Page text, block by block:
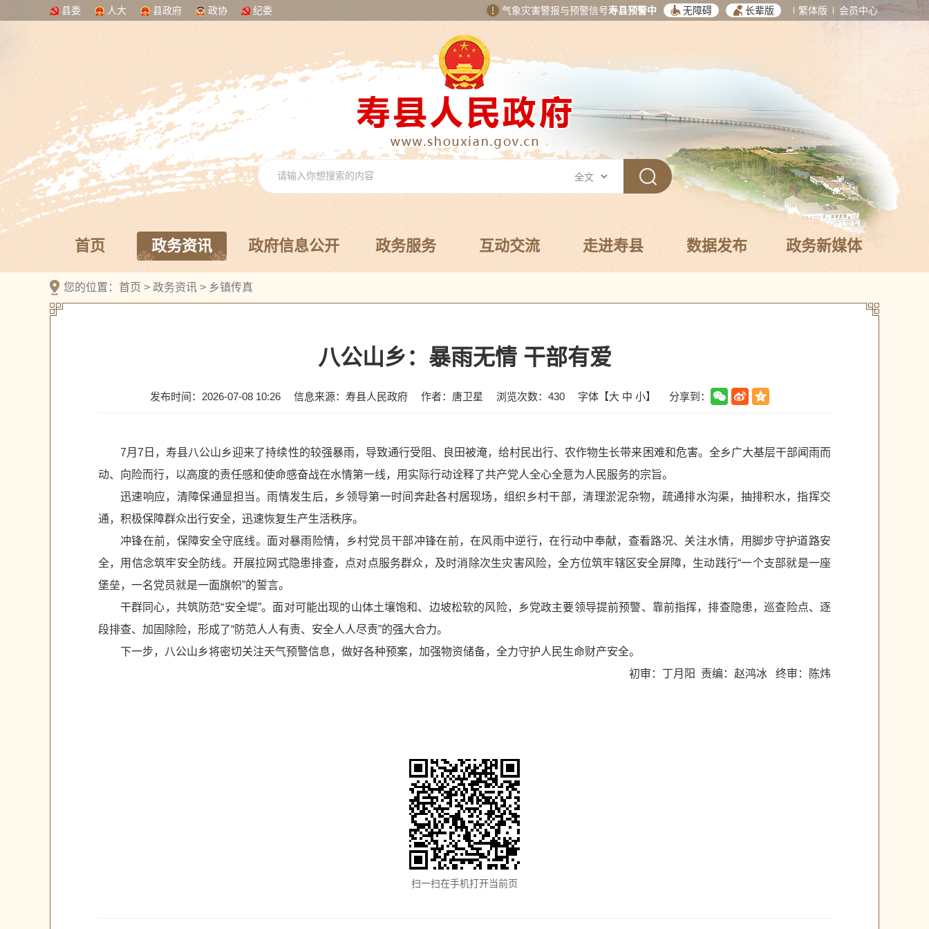
县委 人大 县政府 政协 纪委 气象灾害警报与预警信号寿县预警中 无障碍 长辈版 繁体版 会员中心
首页 政务资讯 政府信息公开 政务服务 互动交流 走进寿县 数据发布 政务新媒体
您的位置： 首页 > 政务资讯 > 乡镇传真
八公山乡：暴雨无情 干部有爱
发布时间：2026-07-08 10:26 信息来源：寿县人民政府 作者：唐卫星 浏览次数： 430 字体【大 中 小】 分享到：
7月7日，寿县八公山乡迎来了持续性的较强暴雨，导致通行受阻、良田被淹，给村民出行、农作物生长带来困难和危害。全乡广大基层干部闻雨而
动、向险而行，以高度的责任感和使命感奋战在水情第一线，用实际行动诠释了共产党人全心全意为人民服务的宗旨。
迅速响应，清障保通显担当‌。雨情发生后，乡领导第一时间奔赴各村居现场，组织乡村干部，清理淤泥杂物，疏通排水沟渠，抽排积水，指挥交
通，积极保障群众出行安全，迅速恢复生产生活秩序。
冲锋在前，保障安全守底线‌。面对暴雨险情，乡村党员干部冲锋在前，在风雨中逆行，在行动中奉献，查看路况、关注水情，用脚步守护道路安
全，用信念筑牢安全防线。开展拉网式隐患排查，点对点服务群众，及时消除次生灾害风险，全方位筑牢辖区安全屏障，生动践行“一个支部就是一座
堡垒，一名党员就是一面旗帜”的誓言。
干群同心，共筑防范“安全堤”。‌面对可能出现的山体土壤饱和、边坡松软的风险，乡党政主要领导提前预警、靠前指挥，排查隐患，巡查险点、逐
段排查、加固除险，形成了“防范人人有责、安全人人尽责”的强大合力。
下一步，八公山乡将密切关注天气预警信息，做好各种预案，加强物资储备，全力守护人民生命财产安全。
初审：丁月阳 责编：赵鸿冰 终审：陈炜
扫一扫在手机打开当前页